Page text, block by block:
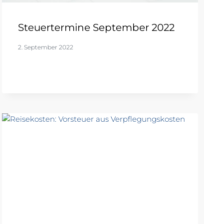
Steuertermine September 2022
2. September 2022